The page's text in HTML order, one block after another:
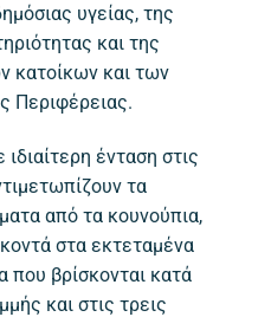
υγείας, της
και της
κατοίκων και των
Περιφέρειας.
ένταση στις
τα
από τα κουνούπια,
στα εκτεταμένα
που βρίσκονται κατά
και στις τρεις